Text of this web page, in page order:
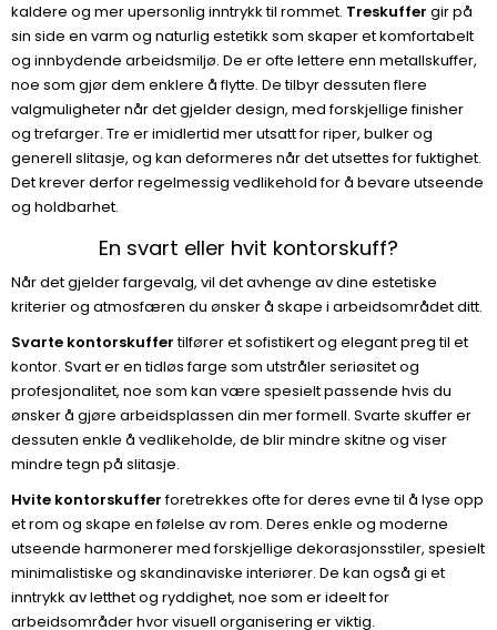
kaldere og mer upersonlig inntrykk til rommet. Treskuffer gir på
sin side en varm og naturlig estetikk som skaper et komfortabelt
og innbydende arbeidsmiljø. De er ofte lettere enn metallskuffer,
noe som gjør dem enklere å flytte. De tilbyr dessuten flere
valgmuligheter når det gjelder design, med forskjellige finisher
og trefarger. Tre er imidlertid mer utsatt for riper, bulker og
generell slitasje, og kan deformeres når det utsettes for fuktighet.
Det krever derfor regelmessig vedlikehold for å bevare utseende
og holdbarhet.
En svart eller hvit kontorskuff?
Når det gjelder fargevalg, vil det avhenge av dine estetiske
kriterier og atmosfæren du ønsker å skape i arbeidsområdet ditt.
Svarte kontorskuffertilfører et sofistikert og elegant preg til et
kontor. Svart er en tidløs farge som utstråler seriøsitet og
profesjonalitet, noe som kan være spesielt passende hvis du
ønsker å gjøre arbeidsplassen din mer formell. Svarte skuffer er
dessuten enkle å vedlikeholde, de blir mindre skitne og viser
mindre tegn på slitasje.
Hvite kontorskufferforetrekkes ofte for deres evne til å lyse opp
et rom og skape en følelse av rom. Deres enkle og moderne
utseende harmonerer med forskjellige dekorasjonsstiler, spesielt
minimalistiske og skandinaviske interiører. De kan også gi et
inntrykk av letthet og ryddighet, noe som er ideelt for
arbeidsområder hvor visuell organisering er viktig.